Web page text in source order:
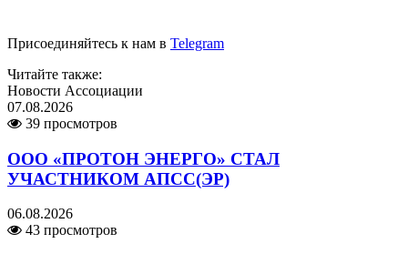
Присоединяйтесь к нам в Telegram
Читайте также:
Новости Ассоциации
07.08.2026
39 просмотров
ООО «ПРОТОН ЭНЕРГО» СТАЛ
УЧАСТНИКОМ АПСС(ЭР)
06.08.2026
43 просмотров